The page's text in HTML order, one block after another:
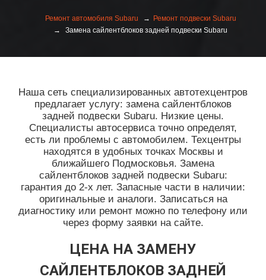
Ремонт автомобиля Subaru
Ремонт подвески Subaru
Замена сайлентблоков задней подвески Subaru
Наша сеть специализированных автотехцентров
предлагает услугу: замена сайлентблоков
задней подвески Subaru. Низкие цены.
Специалисты автосервиса точно определят,
есть ли проблемы с автомобилем. Техцентры
находятся в удобных точках Москвы и
ближайшего Подмосковья. Замена
сайлентблоков задней подвески Subaru:
гарантия до 2-х лет. Запасные части в наличии:
оригинальные и аналоги. Записаться на
диагностику или ремонт можно по телефону или
через форму заявки на сайте.
ЦЕНА НА ЗАМЕНУ
САЙЛЕНТБЛОКОВ ЗАДНЕЙ